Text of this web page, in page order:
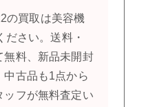
の買取は美容機
ださい。送料・
無料、新品未開封
中古品も1点から
ッフが無料査定い